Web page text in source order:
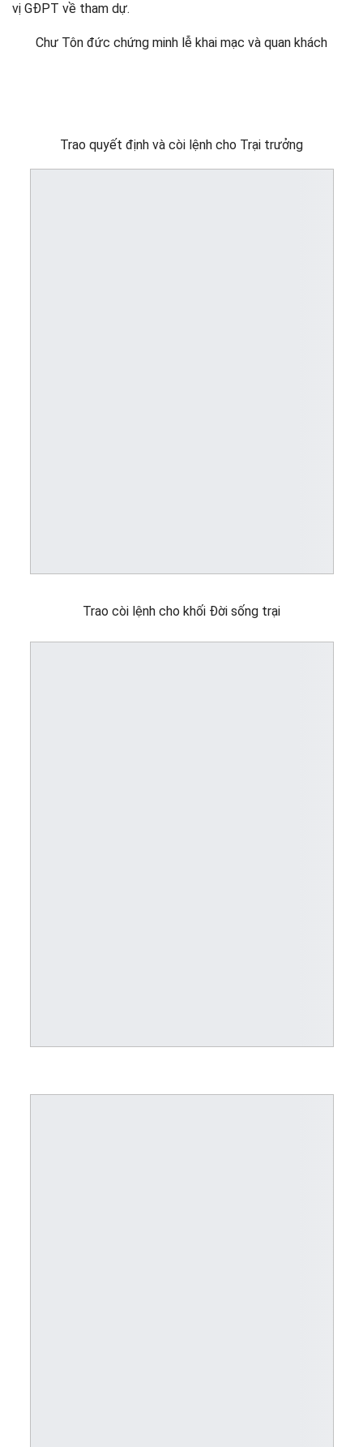
vị GĐPT về tham dự.
Chư Tôn đức chứng minh lễ khai mạc và quan khách
Trao quyết định và còi lệnh cho Trại trưởng
Trao còi lệnh cho khối Đời sống trại